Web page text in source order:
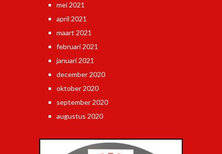
mei 2021
april 2021
maart 2021
februari 2021
januari 2021
december 2020
oktober 2020
september 2020
augustus 2020